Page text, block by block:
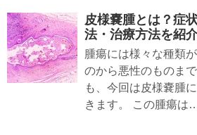
皮様嚢腫とは？症
法・治療方法を紹介
腫瘍には様々な種類
のから悪性のものま
も、今回は皮様嚢腫
きます。 この腫瘍は